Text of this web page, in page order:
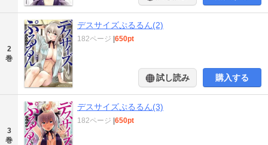
2
巻
デスサイズぷるるん(2)
182ページ |650pt
試し読み 購入する
3
巻
デスサイズぷるるん(3)
182ページ |650pt